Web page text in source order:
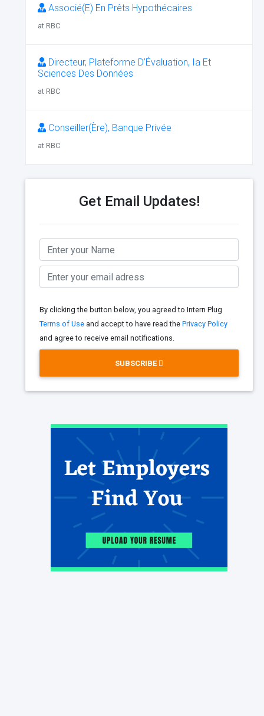
Associé(E) En Prêts Hypothécaires
at RBC
Directeur, Plateforme D’Évaluation, Ia Et
Sciences Des Données
at RBC
Conseiller(Ère), Banque Privée
at RBC
Get Email Updates!
By clicking the button below, you agreed to Intern Plug
Terms of Use and accept to have read the Privacy Policy
and agree to receive email notifications.
SUBSCRIBE